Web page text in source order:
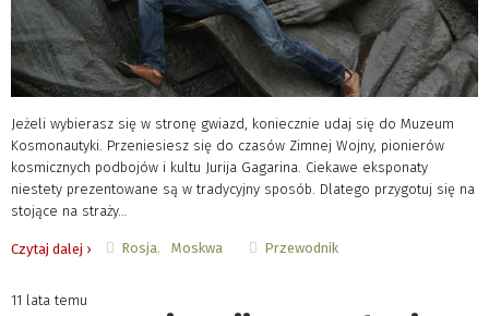
Jeżeli wybierasz się w stronę gwiazd, koniecznie udaj się do Muzeum
Kosmonautyki. Przeniesiesz się do czasów Zimnej Wojny, pionierów
kosmicznych podbojów i kultu Jurija Gagarina. Ciekawe eksponaty
niestety prezentowane są w tradycyjny sposób. Dlatego przygotuj się na
stojące na straży…
Czytaj dalej › Rosja Moskwa Przewodnik
11 lata temu